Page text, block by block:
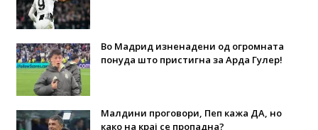
Во Мадрид изненадени од огромната
понуда што пристигна за Арда Гулер!
Малдини проговори, Пеп кажа ДА, но
како на крај се пропадна?